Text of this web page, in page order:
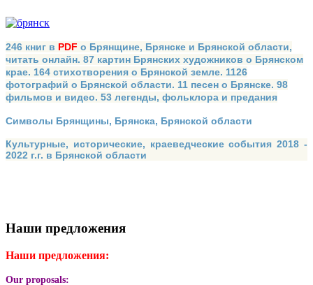
246 книг в PDF о Брянщине, Брянске и Брянской области,
читать онлайн. 87 картин Брянских художников о Брянском
крае. 164 стихотворения о Брянской земле. 1126
фотографий о Брянской области. 11 песен о Брянске. 98
фильмов и видео. 53 легенды, фольклора и предания
Символы Брянщины, Брянска, Брянской области
Культурные, исторические, краеведческие события 2018 -
2022 г.г. в Брянской области
Наши предложения
Наши предложения:
Our proposals: